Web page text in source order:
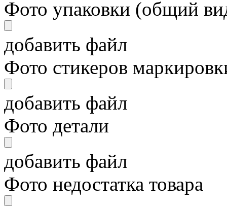
Фото упаковки (общий
добавить файл
Фото стикеров
добавить файл
Фото детали
добавить файл
Фото недостатка товара